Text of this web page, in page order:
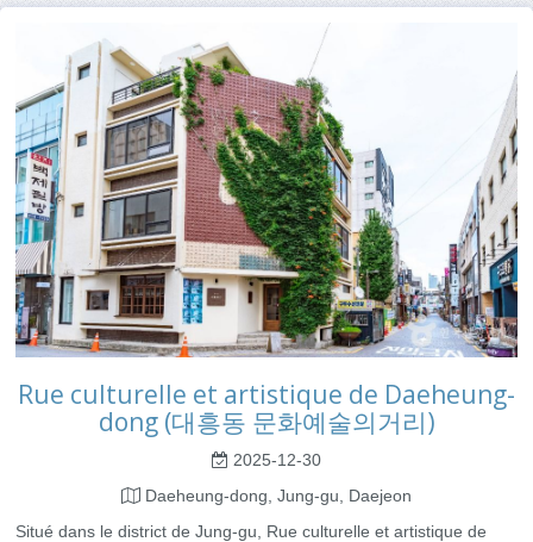
Rue culturelle et artistique de Daeheung-
dong (대흥동 문화예술의거리)
2025-12-30
Daeheung-dong, Jung-gu, Daejeon
Situé dans le district de Jung-gu, Rue culturelle et artistique de